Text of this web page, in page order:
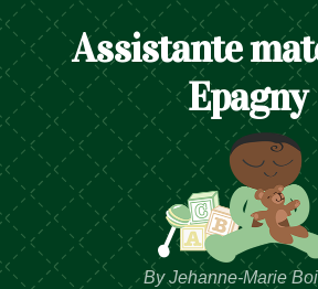
Assistante
Epagny
By Jehanne-Marie